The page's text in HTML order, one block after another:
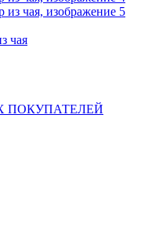
чая
ПОКУПАТЕЛЕЙ